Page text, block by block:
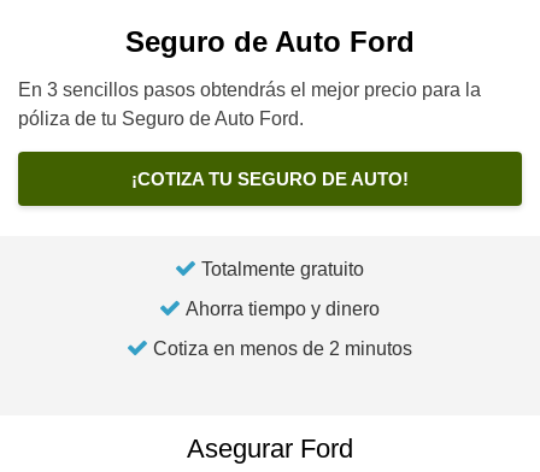
Seguro de Auto Ford
En 3 sencillos pasos obtendrás el mejor precio para la
póliza de tu Seguro de Auto Ford.
¡COTIZA TU SEGURO DE AUTO!
Totalmente gratuito
Ahorra tiempo y dinero
Cotiza en menos de 2 minutos
Asegurar Ford